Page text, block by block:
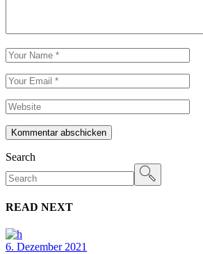
Kommentar abschicken
Search
READ NEXT
6. Dezember 2021